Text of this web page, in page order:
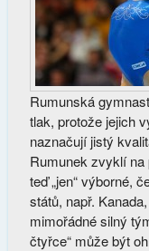
Rumunská
tlak, protože jejich
naznačují jistý
Rumunek zvyklí
teď „jen“ výborné,
států, např.
mimořádné silný
čtyřce“ může být